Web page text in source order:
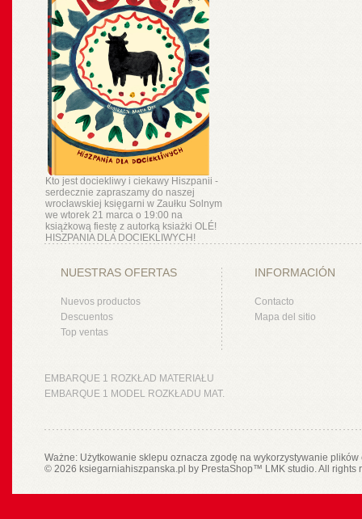
Kto jest dociekliwy i ciekawy Hiszpanii -
serdecznie zapraszamy do naszej
wrocławskiej księgarni w Zaułku Solnym
we wtorek 21 marca o 19:00 na
książkową fiestę z autorką ksiażki OLÉ!
HISZPANIA DLA DOCIEKLIWYCH!
NUESTRAS OFERTAS
Nuevos productos
Descuentos
Top ventas
INFORMACIÓN
Contacto
Mapa del sitio
EMBARQUE 1 ROZKŁAD MATERIAŁU
EMBARQUE 1 MODEL ROZKŁADU MAT.
Ważne: Użytkowanie sklepu oznacza zgodę na wykorzystywanie
© 2026 ksiegarniahiszpanska.pl by PrestaShop™ LMK studio. All rights